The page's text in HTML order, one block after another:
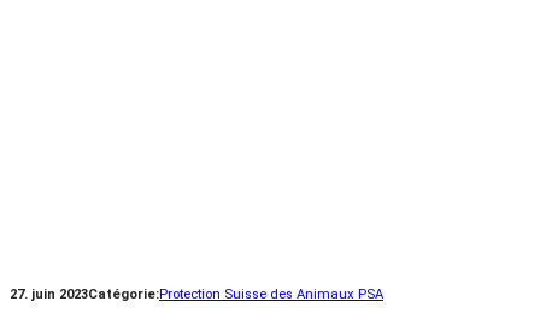
27. juin 2023Catégorie:Protection Suisse des Animaux PSA